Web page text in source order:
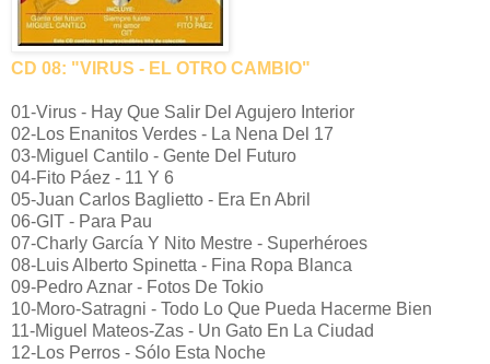
CD 08: "VIRUS - EL OTRO CAMBIO"
01-Virus - Hay Que Salir Del Agujero Interior
02-Los Enanitos Verdes - La Nena Del 17
03-Miguel Cantilo - Gente Del Futuro
04-Fito Páez - 11 Y 6
05-Juan Carlos Baglietto - Era En Abril
06-GIT - Para Pau
07-Charly García Y Nito Mestre - Superhéroes
08-Luis Alberto Spinetta - Fina Ropa Blanca
09-Pedro Aznar - Fotos De Tokio
10-Moro-Satragni - Todo Lo Que Pueda Hacerme Bien
11-Miguel Mateos-Zas - Un Gato En La Ciudad
12-Los Perros - Sólo Esta Noche